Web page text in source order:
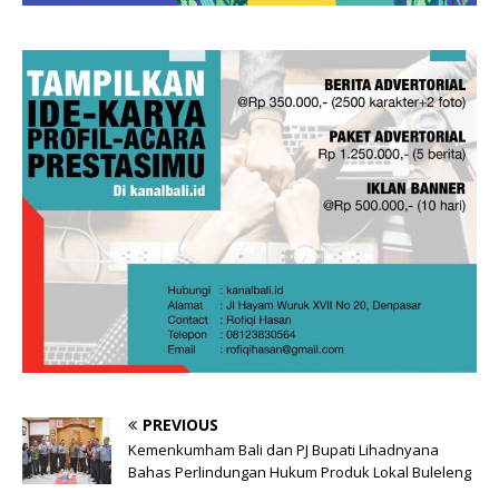
PREVIOUS
Kemenkumham Bali dan PJ Bupati Lihadnyana
Bahas Perlindungan Hukum Produk Lokal Buleleng